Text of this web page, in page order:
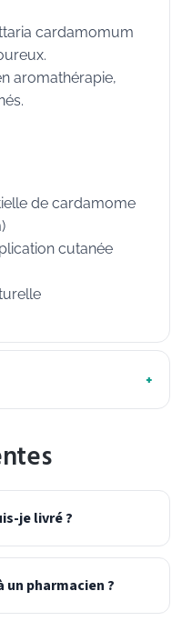
cardamomum
aromathérapie,
de cardamome
cutanée
je livré ?
un pharmacien ?